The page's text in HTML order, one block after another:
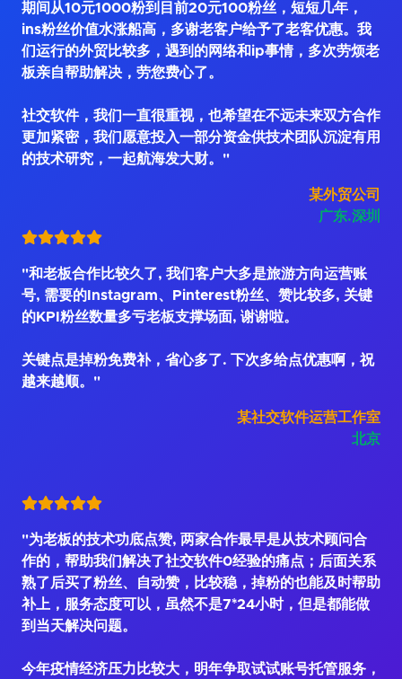
期间从10元1000粉到目前20元100粉丝，短短几年，
ins粉丝价值水涨船高，多谢老客户给予了老客优惠。我
们运行的外贸比较多，遇到的网络和ip事情，多次劳烦老
板亲自帮助解决，劳您费心了。
社交软件，我们一直很重视，也希望在不远未来双方合作
更加紧密，我们愿意投入一部分资金供技术团队沉淀有用
的技术研究，一起航海发大财。"
某外贸公司
广东.深圳
"和老板合作比较久了, 我们客户大多是旅游方向运营账
号, 需要的Instagram、Pinterest粉丝、赞比较多, 关键
的KPI粉丝数量多亏老板支撑场面, 谢谢啦。
关键点是掉粉免费补，省心多了. 下次多给点优惠啊，祝
越来越顺。"
某社交软件运营工作室
北京
"为老板的技术功底点赞, 两家合作最早是从技术顾问合
作的，帮助我们解决了社交软件0经验的痛点；后面关系
熟了后买了粉丝、自动赞，比较稳，掉粉的也能及时帮助
补上，服务态度可以，虽然不是7*24小时，但是都能做
到当天解决问题。
今年疫情经济压力比较大，明年争取试试账号托管服务，